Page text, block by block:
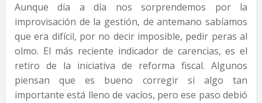
Aunque día a día nos sorprendemos por la
improvisación de la gestión, de antemano sabíamos
que era difícil, por no decir imposible, pedir peras al
olmo. El más reciente indicador de carencias, es el
retiro de la iniciativa de reforma fiscal. Algunos
piensan que es bueno corregir si algo tan
importante está lleno de vacíos, pero ese paso debió